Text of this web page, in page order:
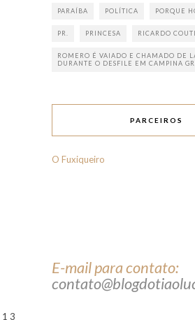
PARAÍBA POLÍTICA PORQUE
PR. PRINCESA RICARDO
ROMERO É VAIADO E CHAMADO DE
DURANTE O DESFILE EM CAMPINA
PARCEIROS
O Fuxiqueiro
E-mail para contato:
1 3